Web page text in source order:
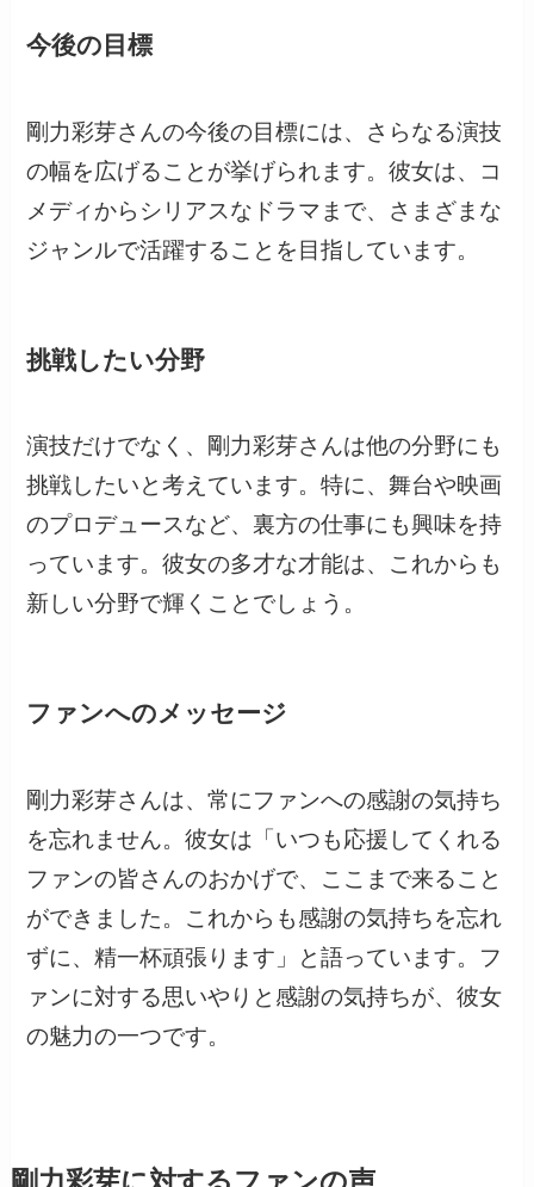
今後の目標
剛力彩芽さんの今後の目標には、さらなる演技
の幅を広げることが挙げられます。彼女は、コ
メディからシリアスなドラマまで、さまざまな
ジャンルで活躍することを目指しています。
挑戦したい分野
演技だけでなく、剛力彩芽さんは他の分野にも
挑戦したいと考えています。特に、舞台や映画
のプロデュースなど、裏方の仕事にも興味を持
っています。彼女の多才な才能は、これからも
新しい分野で輝くことでしょう。
ファンへのメッセージ
剛力彩芽さんは、常にファンへの感謝の気持ち
を忘れません。彼女は「いつも応援してくれる
ファンの皆さんのおかげで、ここまで来ること
ができました。これからも感謝の気持ちを忘れ
ずに、精一杯頑張ります」と語っています。フ
ァンに対する思いやりと感謝の気持ちが、彼女
の魅力の一つです。